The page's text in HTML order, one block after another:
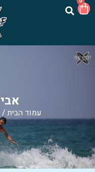
עמוד הבית /